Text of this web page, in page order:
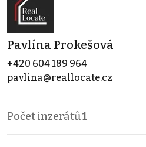
Pavlína Prokešová
+420 604 189 964
pavlina@reallocate.cz
Počet inzerátů1